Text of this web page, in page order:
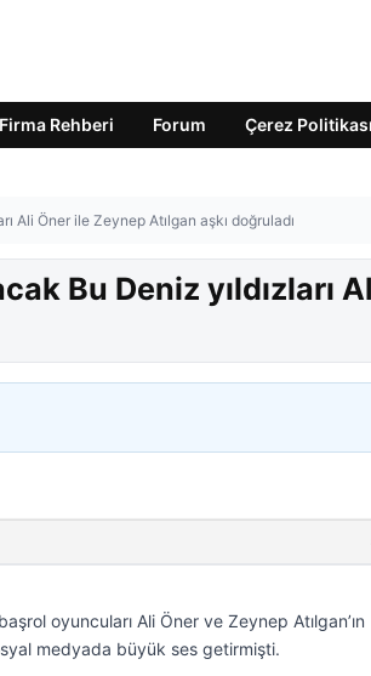
Firma Rehberi Forum Çerez Politikası
Ali Öner ile Zeynep Atılgan aşkı doğruladı
Bu Deniz yıldızları
oyuncuları Ali Öner ve Zeynep Atılgan’ın
medyada büyük ses getirmişti.